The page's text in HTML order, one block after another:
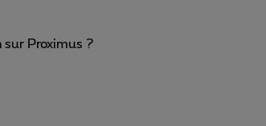
sur Proximus ?